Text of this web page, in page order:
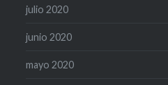
julio 2020
junio 2020
mayo 2020